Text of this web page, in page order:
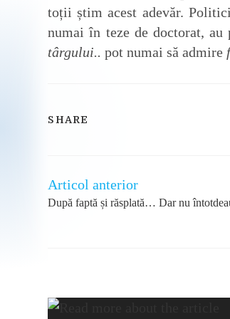
toții știm acest adevăr.
numai în teze de doctorat, au
târgului..pot numai să admire
SHARE
Read
more
articles
Articol anterior
După faptă și răsplată… Dar nu